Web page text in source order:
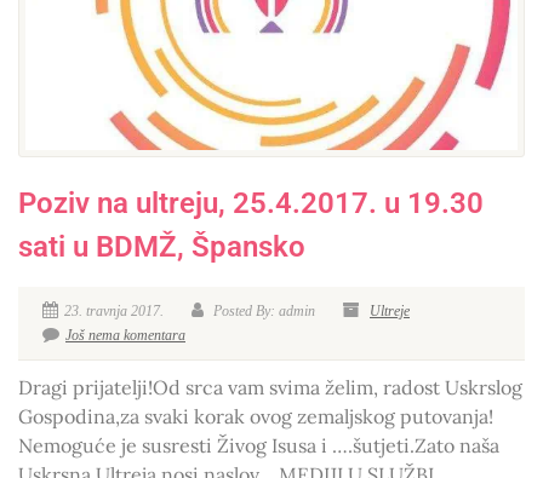
Poziv na ultreju, 25.4.2017. u 19.30
sati u BDMŽ, Špansko
23. travnja 2017. Posted By: admin
Ultreje
Još nema komentara
Dragi prijatelji!Od srca vam svima želim, radost Uskrslog
Gospodina,za svaki korak ovog zemaljskog putovanja!
Nemoguće je susresti Živog Isusa i ….šutjeti.Zato naša